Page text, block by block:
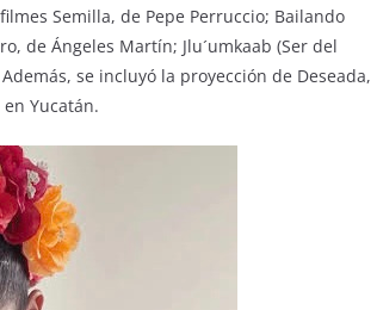
Semilla, de Pepe Perruccio; Bailando
de Ángeles Martín; Jlu´umkaab (Ser del
se incluyó la proyección de Deseada,
Yucatán.